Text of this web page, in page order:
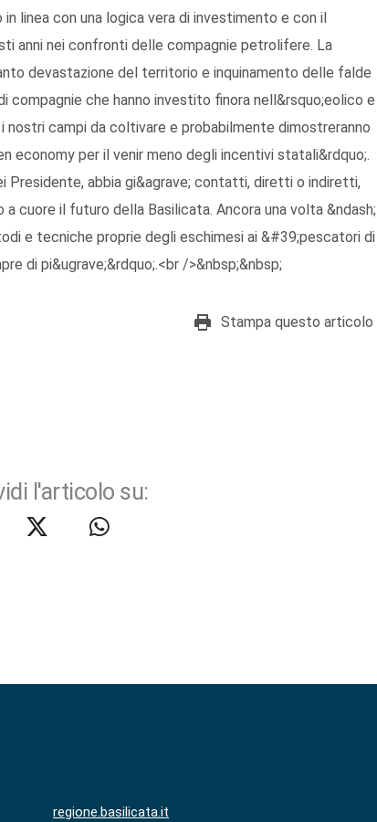
linea con una logica vera di investimento e con il
anni nei confronti delle compagnie petrolifere. La
devastazione del territorio e inquinamento delle falde
compagnie che hanno investito finora nell&rsquo;eolico e
campi da coltivare e probabilmente dimostreranno
economy per il venir meno degli incentivi statali&rdquo;.
Presidente, abbia gi&agrave; contatti, diretti o indiretti,
cuore il futuro della Basilicata. Ancora una volta &ndash;
e tecniche proprie degli eschimesi ai &#39;pescatori di
di pi&ugrave;&rdquo;.<br />&nbsp;&nbsp;
Stampa questo articolo
l'articolo su:
regione.basilicata.it